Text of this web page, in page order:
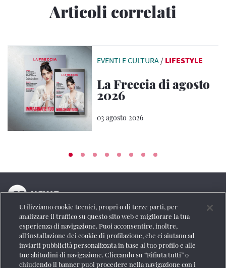
Articoli correlati
EVENTI E CULTURA / LIFESTYLE
La Freccia di agosto
2026
03 agosto 2026
La testata online del Gruppo FS Italiane
Social
Utilizziamo cookie tecnici, propri o di terze parti, per
analizzare il traffico su questo sito web e migliorare la tua
esperienza di navigazione. Puoi acconsentire, inoltre,
all’installazione dei cookie di profilazione, che ci aiutano ad
inviarti pubblicità personalizzata in base al tuo profilo e alle
tue abitudini di navigazione. Cliccando su “Rifiuta tutti” o
chiudendo il banner puoi procedere nella navigazione con i